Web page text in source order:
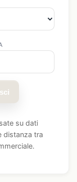
su dati
distanza tra